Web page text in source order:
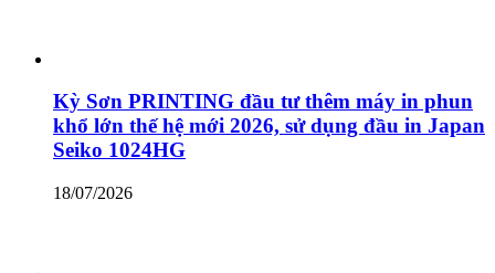
Kỳ Sơn PRINTING đầu tư thêm máy in phun
khổ lớn thế hệ mới 2026, sử dụng đầu in Japan
Seiko 1024HG
18/07/2026